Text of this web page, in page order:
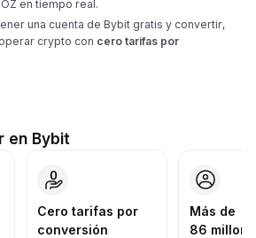
en tiempo real.
una cuenta de Bybit gratis y convertir,
crypto con cero tarifas por
en Bybit
Cero tarifas por
conversión
Más de
86